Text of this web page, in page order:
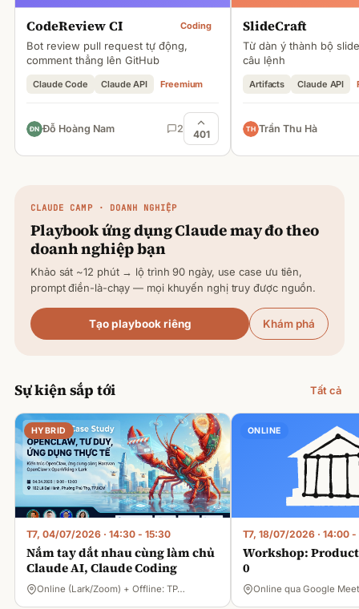
CodeReview CI Coding
Bot review pull request tự động,
comment thẳng lên GitHub
Claude Code Claude API Freemium
Đỗ Hoàng Nam 2 401
SlideCraft
Từ dàn ý thành bộ
câu lệnh
Artifacts Claude API
Trần Thu Hà
CLAUDE CAMP · DOANH NGHIỆP
Playbook ứng dụngClaudemay đo theo
doanh nghiệp bạn
Khảo sát ~12 phút → lộ trình 90 ngày, use case ưu tiên,
prompt điền-là-chạy — mọi khuyến nghị truy được nguồn.
Tạo playbook riêng Khám phá
Sự kiện sắp tới Tất cả
HYBRID
T7, 04/07/2026 · 14:30 - 15:30
Nắm tay dắt nhau cùng làm chủ
Claude AI, Claude Coding
Online (Lark/Zoom) + Offline: TP…
ONLINE
T7, 18/07/2026 · 14:00 -
Workshop:
0
Online qua Google Meet